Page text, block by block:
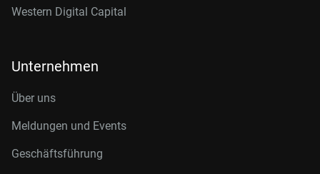
Western Digital Capital
Unternehmen
Über uns
Meldungen und Events
Geschäftsführung